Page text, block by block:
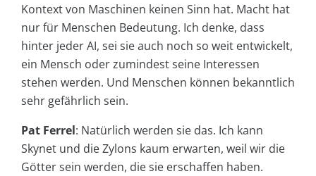
Kontext von Maschinen keinen Sinn hat. Macht hat
nur für Menschen Bedeutung. Ich denke, dass
hinter jeder AI, sei sie auch noch so weit entwickelt,
ein Mensch oder zumindest seine Interessen
stehen werden. Und Menschen können bekanntlich
sehr gefährlich sein.
Pat Ferrel: Natürlich werden sie das. Ich kann
Skynet und die Zylons kaum erwarten, weil wir die
Götter sein werden, die sie erschaffen haben.